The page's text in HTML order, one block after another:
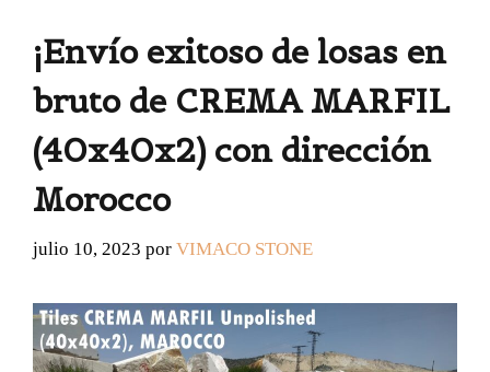
¡Envío exitoso de losas en
bruto de CREMA MARFIL
(40x40x2) con dirección
Morocco
julio 10, 2023 por VIMACO STONE